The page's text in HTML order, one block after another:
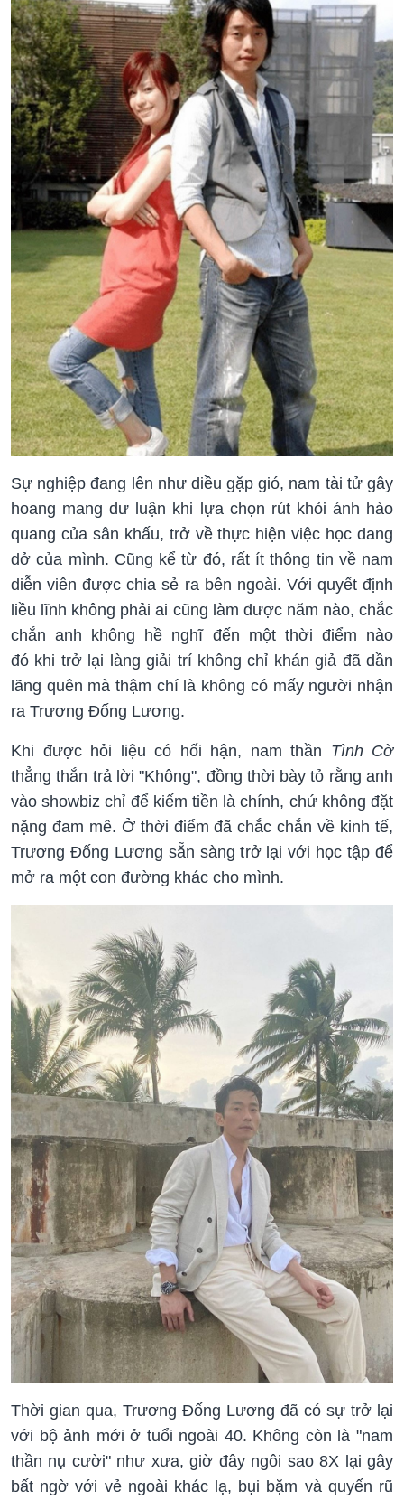
Sự nghiệp đang lên như diều gặp gió, nam tài tử gây
hoang mang dư luận khi lựa chọn rút khỏi ánh hào
quang của sân khấu, trở về thực hiện việc học dang
dở của mình. Cũng kể từ đó, rất ít thông tin về nam
diễn viên được chia sẻ ra bên ngoài. Với quyết định
liều lĩnh không phải ai cũng làm được năm nào, chắc
chắn anh không hề nghĩ đến một thời điểm nào
đó khi trở lại làng giải trí không chỉ khán giả đã dần
lãng quên mà thậm chí là không có mấy người nhận
ra Trương Đống Lương.
Khi được hỏi liệu có hối hận, nam thần Tình Cờ
thẳng thắn trả lời "Không", đồng thời bày tỏ rằng anh
vào showbiz chỉ để kiếm tiền là chính, chứ không đặt
nặng đam mê. Ở thời điểm đã chắc chắn về kinh tế,
Trương Đống Lương sẵn sàng trở lại với học tập để
mở ra một con đường khác cho mình.
Thời gian qua, Trương Đống Lương đã có sự trở lại
với bộ ảnh mới ở tuổi ngoài 40. Không còn là "nam
thần nụ cười" như xưa, giờ đây ngôi sao 8X lại gây
bất ngờ với vẻ ngoài khác lạ, bụi bặm và quyến rũ